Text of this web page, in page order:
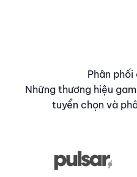
Phân phối
Những thương hiệu
tuyển chọn và